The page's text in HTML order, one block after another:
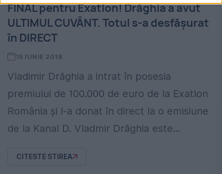
FINAL pentru Exatlon! Drăghia a avut
ULTIMUL CUVÂNT. Totul s-a desfășurat
în DIRECT
15 IUNIE 2018
Vladimir Drăghia a intrat în posesia
premiului de 100.000 de euro de la Exatlon
România și l-a donat în direct la o emisiune
de la Kanal D. Vladmir Drăghia este...
CITESTE STIREA